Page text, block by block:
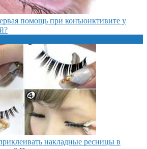
помощь при конъюнктивите у
накладные ресницы в